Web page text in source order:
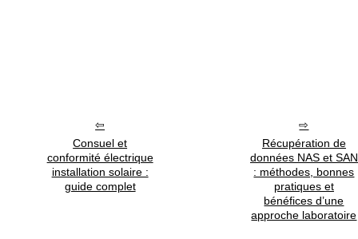
Consuel et
conformité électrique
installation solaire :
guide complet
Récupération de
données NAS et SAN
: méthodes, bonnes
pratiques et
bénéfices d’une
approche laboratoire